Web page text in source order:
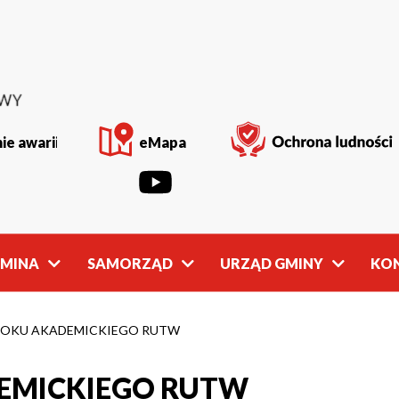
awarii eMapa
SAMORZĄD
Gminy
Młodzieżowa
Rada Gminy
URZĄD GMINY
Referaty
AKADEMICKIEGO RUTW
RUTW